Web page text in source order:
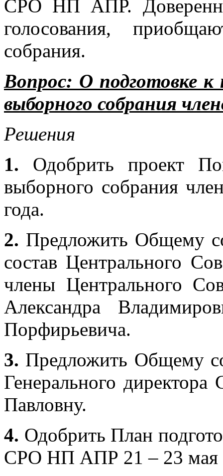
СРО НП АПР.
голосования,
собрания.
Вопрос: О подготовке
выборного собрания
Решения
1. Одобрить проект
выборного собрания
года.
2. Предложить Общему
состав Центрального
члены Центрального
Александра
Порфирьевича.
3. Предложить Общему
Генерального
Павловну.
4. Одобрить План
СРО НП АПР 21 – 23 мая